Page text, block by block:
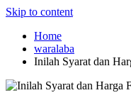
Skip to content
Home
waralaba
Inilah Syarat dan